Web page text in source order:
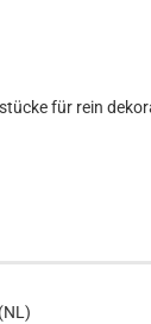
für rein